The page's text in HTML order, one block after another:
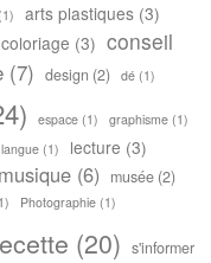
(1) arts plastiques (3)
coloriage (3) conseil
(7) design (2) dé (1)
espace (1) graphisme (1)
langue (1) lecture (3)
musique (6) musée (2)
Photographie (1)
(20) s'informer